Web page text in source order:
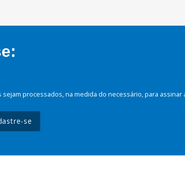
processados, na medida do necessário, para assinar
se